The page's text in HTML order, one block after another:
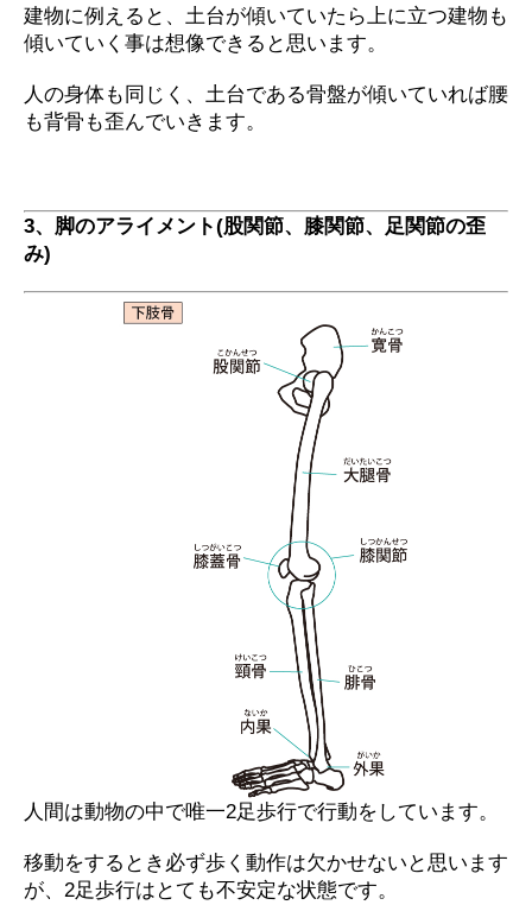
建物に例えると、土台が傾いていたら上に立つ建物も
傾いていく事は想像できると思います。
人の身体も同じく、土台である骨盤が傾いていれば腰
も背骨も歪んでいきます。
3、脚のアライメント(股関節、膝関節、足関節の歪
み)
人間は動物の中で唯一2足歩行で行動をしています。
移動をするとき必ず歩く動作は欠かせないと思います
が、2足歩行はとても不安定な状態です。